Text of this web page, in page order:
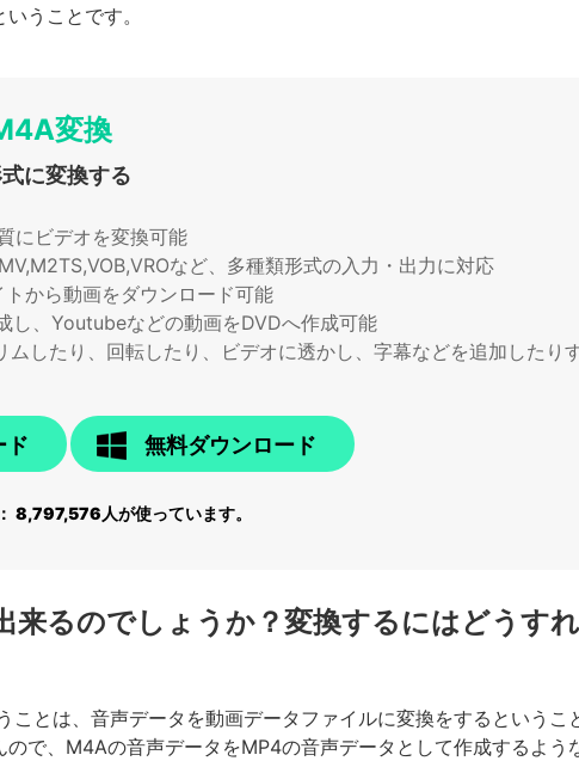
うことです。
変換
に変換する
にビデオを変換可能
など、多種類形式の入力・出力に対応
から動画をダウンロード可能
し、Youtubeなどの動画をDVDへ作成可能
したり、回転したり、ビデオに透かし、字幕などを追加したり
ド 無料ダウンロード
8,797,576 人が使っています。
来るのでしょうか？変換するにはどうす
ことは、音声データを動画データファイルに変換をするという
ので、M4Aの音声データをMP4の音声データとして作成するよ